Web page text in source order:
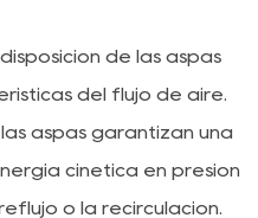
de las aspas
del flujo de aire.
aspas garantizan una
cinética en presión
o la recirculación.